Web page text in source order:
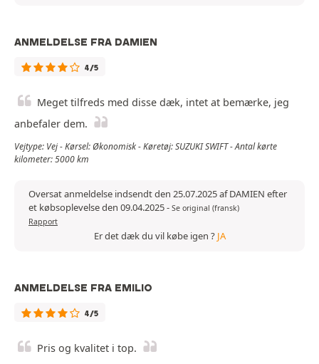
ANMELDELSE FRA DAMIEN
4/5
Meget tilfreds med disse dæk, intet at bemærke, jeg
anbefaler dem.
Vejtype: Vej - Kørsel: Økonomisk - Køretøj: SUZUKI SWIFT - Antal kørte
kilometer: 5000 km
Oversat anmeldelse indsendt den 25.07.2025 af DAMIEN efter
et købsoplevelse den 09.04.2025- Se original (fransk)
Rapport
Er det dæk du vil købe igen ? JA
ANMELDELSE FRA EMILIO
4/5
Pris og kvalitet i top.